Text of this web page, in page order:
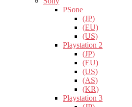
PSone
(JP)
(EU)
(US)
Playstation 2
(JP)
(EU)
(US)
(AS)
(KR)
Playstation 3